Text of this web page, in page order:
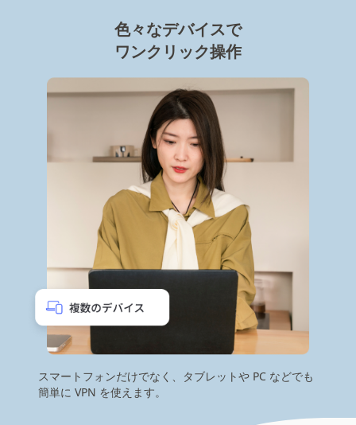
色々なデバイスで
ワンクリック操作
スマートフォンだけでなく、タブレットや PC などでも
簡単に VPN を使えます。